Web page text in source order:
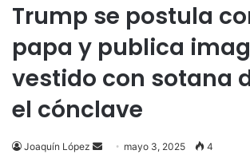
Trump se postula
papa y publica
vestido con sotana
el cónclave
Joaquín López
Send mayo 3, 2025 4